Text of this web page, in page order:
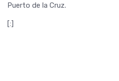
Puerto de la Cruz.
[:]